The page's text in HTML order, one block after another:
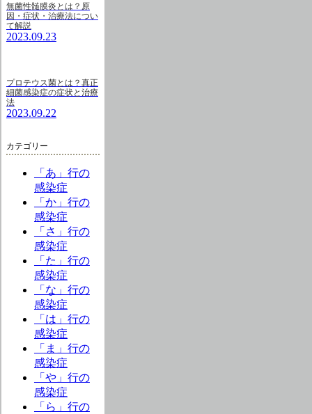
無菌性髄膜炎とは？原
因・症状・治療法につい
て解説
2023.09.23
プロテウス菌とは？真正
細菌感染症の症状と治療
法
2023.09.22
カテゴリー
「あ」行の
感染症
「か」行の
感染症
「さ」行の
感染症
「た」行の
感染症
「な」行の
感染症
「は」行の
感染症
「ま」行の
感染症
「や」行の
感染症
「ら」行の